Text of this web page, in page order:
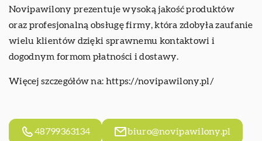
Novipawilony prezentuje wysoką jakość produktów
oraz profesjonalną obsługę firmy, która zdobyła zaufanie
wielu klientów dzięki sprawnemu kontaktowi i
dogodnym formom płatności i dostawy.
Więcej szczegółów na: https://novipawilony.pl/
48799363134 biuro@novipawilony.pl